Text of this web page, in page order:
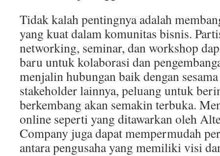
Tidak kalah pentingnya adalah
yang kuat dalam komunitas bisnis.
networking, seminar, dan workshop
baru untuk kolaborasi dan
menjalin hubungan baik dengan
stakeholder lainnya, peluang untuk
berkembang akan semakin terbuka.
online seperti yang ditawarkan oleh
Company juga dapat mempermudah
antara pengusaha yang memiliki visi